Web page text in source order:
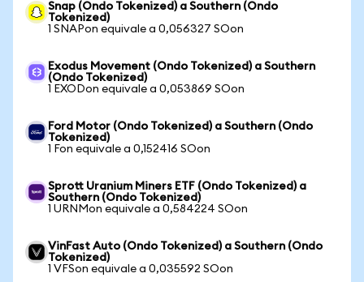
Snap (Ondo Tokenized) a Southern (Ondo
Tokenized)
1 SNAPon equivale a 0,056327 SOon
Exodus Movement (Ondo Tokenized) a Southern
(Ondo Tokenized)
1 EXODon equivale a 0,053869 SOon
Ford Motor (Ondo Tokenized) a Southern (Ondo
Tokenized)
1 Fon equivale a 0,152416 SOon
Sprott Uranium Miners ETF (Ondo Tokenized) a
Southern (Ondo Tokenized)
1 URNMon equivale a 0,584224 SOon
VinFast Auto (Ondo Tokenized) a Southern (Ondo
Tokenized)
1 VFSon equivale a 0,035592 SOon